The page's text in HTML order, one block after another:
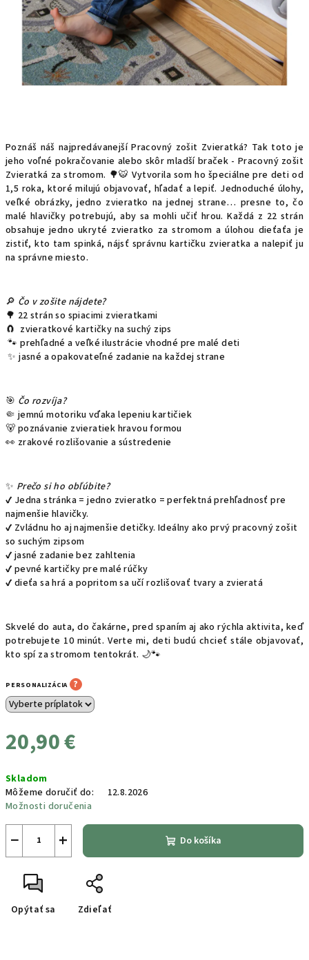
Poznáš náš najpredávanejší Pracovný zošit Zvieratká? Tak toto je
jeho voľné pokračovanie alebo skôr mladší braček - Pracovný zošit
Zvieratká za stromom. 🌳🐯 Vytvorila som ho špeciálne pre deti od
1,5 roka, ktoré milujú objavovať, hľadať a lepiť. Jednoduché úlohy,
veľké obrázky, jedno zvieratko na jednej strane… presne to, čo
malé hlavičky potrebujú, aby sa mohli učiť hrou. Každá z 22 strán
obsahuje jedno ukryté zvieratko za stromom a úlohou dieťaťa je
zistiť, kto tam spinká, nájsť správnu kartičku zvieratka a nalepiť ju
na správne miesto.
🔎 Čo v zošite nájdete?
🌳 22 strán so spiacimi zvieratkami
🧲 zvieratkové kartičky na suchý zips
🐾 prehľadné a veľké ilustrácie vhodné pre malé deti
✨ jasné a opakovateľné zadanie na každej strane
🎯 Čo rozvíja?
🤏 jemnú motoriku vďaka lepeniu kartičiek
🐻 poznávanie zvieratiek hravou formou
👀 zrakové rozlišovanie a sústredenie
✨ Prečo si ho obľúbite?
✔️ Jedna stránka = jedno zvieratko = perfektná prehľadnosť pre
najmenšie hlavičky.
✔️ Zvládnu ho aj najmenšie detičky. Ideálny ako prvý pracovný zošit
so suchým zipsom
✔️ jasné zadanie bez zahltenia
✔️ pevné kartičky pre malé rúčky
✔️ dieťa sa hrá a popritom sa učí rozlišovať tvary a zvieratá
Skvelé do auta, do čakárne, pred spaním aj ako rýchla aktivita, keď
potrebujete 10 minút. Verte mi, deti budú chcieť stále objavovať,
kto spí za stromom tentokrát. 🌙🐾
PERSONALIZÁCIA ?
20,90 €
cena:
Skladom
Môžeme doručiť do:
12.8.2026
Možnosti doručenia
+
− Do košíka
Opýtať sa Zdieľať